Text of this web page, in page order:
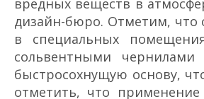
вредных веществ в
дизайн-бюро. Отметим, что
в специальных
сольвентными
быстросохнущую основу,
отметить, что